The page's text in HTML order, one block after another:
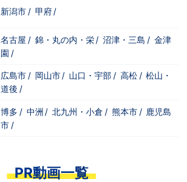
新潟市 / 甲府 /
名古屋 / 錦・丸の内・栄 / 沼津・三島 / 金津
園 /
広島市 / 岡山市 / 山口・宇部 / 高松 / 松山・
道後 /
博多 / 中洲 / 北九州・小倉 / 熊本市 / 鹿児島
市 /
PR動画一覧